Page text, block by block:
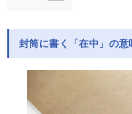
封筒に書く「在中」の意